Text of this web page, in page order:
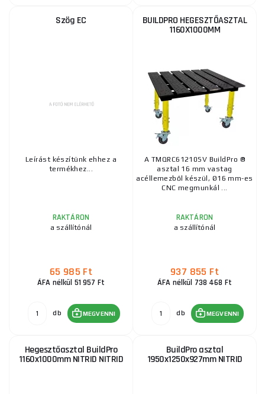
Szög EC
Leírást készítünk ehhez a
termékhez...
RAKTÁRON
a szállítónál
65 985 Ft
ÁFA nélkül 51 957 Ft
db MEGVENNI
BUILDPRO HEGESZTŐASZTAL
1160X1000MM
A TMQRC61210SV BuildPro ®
asztal 16 mm vastag
acéllemezből készül, Ø16 mm-es
CNC megmunkál ...
RAKTÁRON
a szállítónál
937 855 Ft
ÁFA nélkül 738 468 Ft
db MEGVENNI
Hegesztőasztal BuildPro
1160x1000mm NITRID NITRID
BuildPro asztal
1950x1250x927mm NITRID